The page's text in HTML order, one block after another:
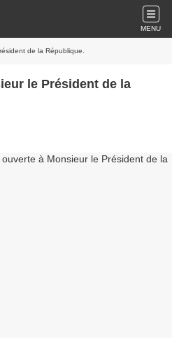
MENU
de la République.
le Président de la